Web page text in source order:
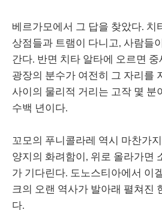
베르가모에서 그 답을 찾았다. 치
상점들과 트램이 다니고, 사람들
간다. 반면 치타 알타에 오르면
광장의 분수가 여전히 그 자리를
사이의 물리적 거리는 고작 몇 분
수백 년이다.
꼬모의 푸니콜라레 역시 마찬가
양지의 화려함이, 위로 올라가면
가 기다린다. 도노스티아에서 이
크의 오랜 역사가 발아래 펼쳐진
다.